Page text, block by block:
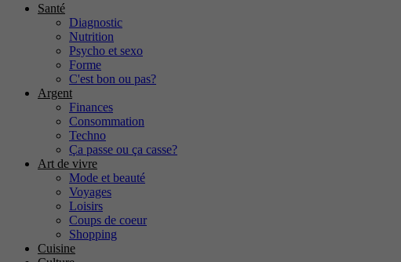
Santé
Diagnostic
Nutrition
Psycho et sexo
Forme
C'est bon ou pas?
Argent
Finances
Consommation
Techno
Ça passe ou ça casse?
Art de vivre
Mode et beauté
Voyages
Loisirs
Coups de coeur
Shopping
Cuisine